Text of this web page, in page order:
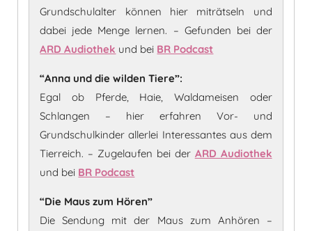
Grundschulalter können hier miträtseln und
dabei jede Menge lernen. – Gefunden bei der
ARD Audiothek und bei BR Podcast
“Anna und die wilden Tiere”:
Egal ob Pferde, Haie, Waldameisen oder
Schlangen – hier erfahren Vor- und
Grundschulkinder allerlei Interessantes aus dem
Tierreich. – Zugelaufen bei der ARD Audiothek
und bei BR Podcast
“Die Maus zum Hören”
Die Sendung mit der Maus zum Anhören –